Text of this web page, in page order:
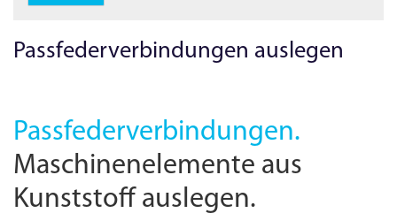
Passfederverbindungen auslegen
Passfederverbindungen.
Maschinenelemente aus
Kunststoff auslegen.